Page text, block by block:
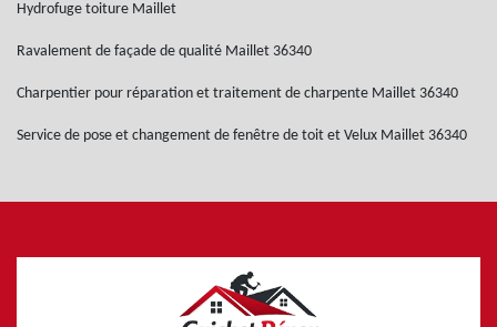
Hydrofuge toiture Maillet
Ravalement de façade de qualité Maillet 36340
Charpentier pour réparation et traitement de charpente Maillet 36340
Service de pose et changement de fenêtre de toit et Velux Maillet 36340